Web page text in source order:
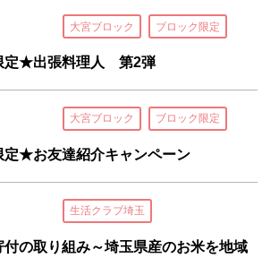
大宮ブロック ブロック限定
定★出張料理人 第2弾
大宮ブロック ブロック限定
定★お友達紹介キャンペーン
生活クラブ埼玉
付の取り組み～埼玉県産のお米を地域